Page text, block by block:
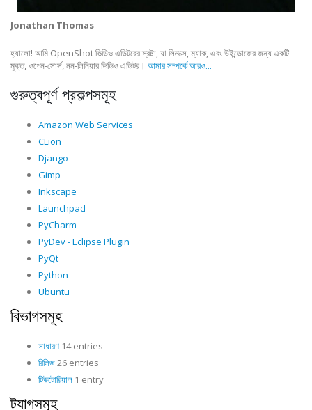
Jonathan Thomas
হ্যালো! আমি OpenShot ভিডিও এডিটরের স্রষ্টা, যা লিনাক্স, ম্যাক, এবং উইন্ডোজের জন্য একটি
মুক্ত, ওপেন-সোর্স, নন-লিনিয়ার ভিডিও এডিটর। আমার সম্পর্কে আরও...
গুরুত্বপূর্ণ প্রকল্পসমূহ
Amazon Web Services
CLion
Django
Gimp
Inkscape
Launchpad
PyCharm
PyDev - Eclipse Plugin
PyQt
Python
Ubuntu
বিভাগসমূহ
সাধারণ 14 entries
রিলিজ26 entries
টিউটোরিয়াল 1 entry
ট্যাগসমূহ